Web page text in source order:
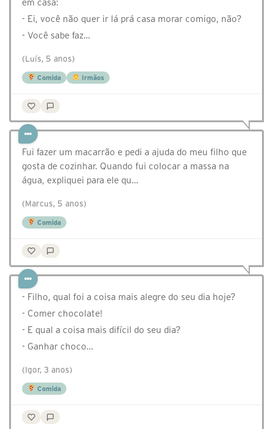
em casa:
- Ei, você não quer ir lá prá casa morar comigo, não?
- Você sabe faz…
(Luís, 5 anos)
Comida Irmãos
Fui fazer um macarrão e pedi a ajuda do meu filho que
gosta de cozinhar. Quando fui colocar a massa na
água, expliquei para ele qu…
(Marcus, 5 anos)
Comida
- Filho, qual foi a coisa mais alegre do seu dia hoje?
- Comer chocolate!
- E qual a coisa mais difícil do seu dia?
- Ganhar choco…
(Igor, 3 anos)
Comida